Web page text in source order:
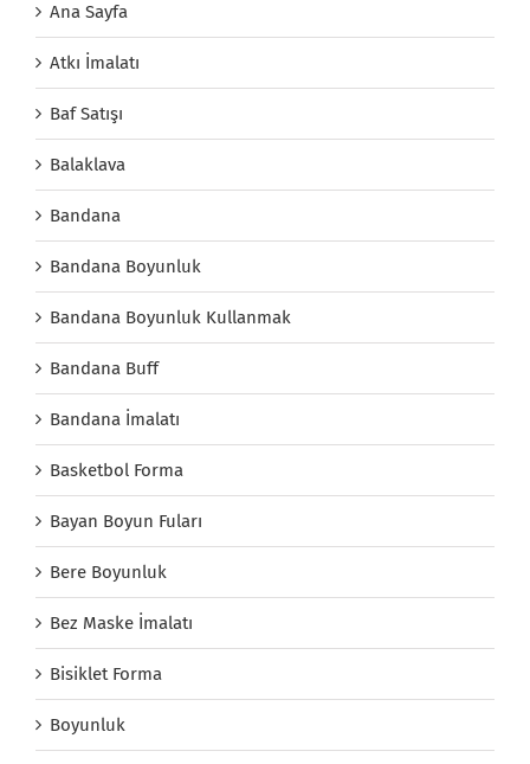
Ana Sayfa
Atkı İmalatı
Baf Satışı
Balaklava
Bandana
Bandana Boyunluk
Bandana Boyunluk Kullanmak
Bandana Buff
Bandana İmalatı
Basketbol Forma
Bayan Boyun Fuları
Bere Boyunluk
Bez Maske İmalatı
Bisiklet Forma
Boyunluk